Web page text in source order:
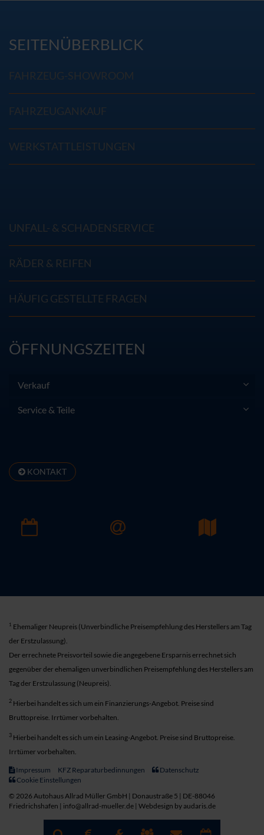
SEITENÜBERBLICK
FAHRZEUG-SHOWROOM
FAHRZEUGANKAUF
WERKSTATTLEISTUNGEN
UNFALL- & SCHADENSERVICE
RÄDER & REIFEN
HÄUFIG GESTELLTE FRAGEN
ÖFFNUNGSZEITEN
Verkauf
Service & Teile
KONTAKT
1 Ehemaliger Neupreis (Unverbindliche Preisempfehlung des Herstellers am Tag
der Erstzulassung).
Der errechnete Preisvorteil sowie die angegebene Ersparnis errechnet sich
gegenüber der ehemaligen unverbindlichen Preisempfehlung des Herstellers am
Tag der Erstzulassung (Neupreis).
2 Hierbei handelt es sich um ein Finanzierungs-Angebot. Preise sind
Bruttopreise. Irrtümer vorbehalten.
3 Hierbei handelt es sich um ein Leasing-Angebot. Preise sind Bruttopreise.
Irrtümer vorbehalten.
Impressum KFZ Reparaturbedinnungen
Datenschutz
Cookie Einstellungen
© 2026 Autohaus Allrad Müller GmbH | Donaustraße 5 | DE-88046
Friedrichshafen | info@allrad-mueller.de | Webdesign by audaris.de